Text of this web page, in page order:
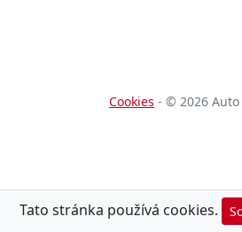
Cookies - © 2026 Auto
Tato stránka používá cookies.